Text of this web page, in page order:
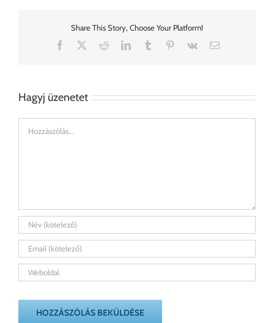
Share This Story, Choose Your Platform!
Facebook
RedditLinkedInTumblr Pinterest
Vk Email:
Hagyj üzenetet